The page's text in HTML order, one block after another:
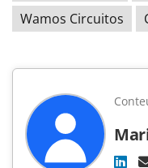
Wamos Circuitos